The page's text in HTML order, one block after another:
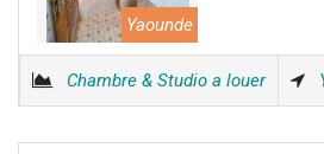
Yaounde
Chambre & Studio a louer